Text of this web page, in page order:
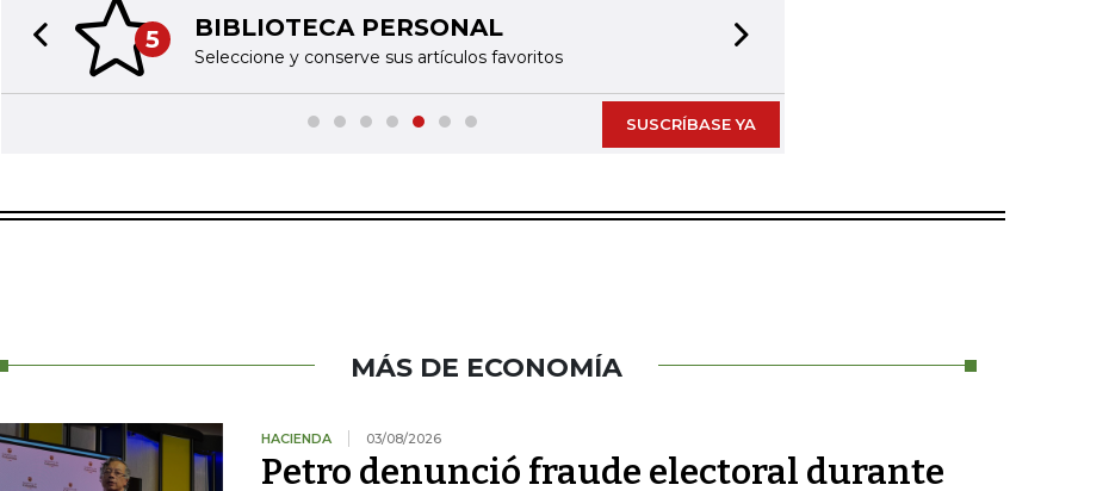
5 BIBLIOTECA PERSONAL
Seleccione y conserve sus artículos favoritos
Previous slide
SUSCRÍBASE YA
MÁS DE ECONOMÍA
HACIENDA 03/08/2026
Petro denunció fraude electoral durante